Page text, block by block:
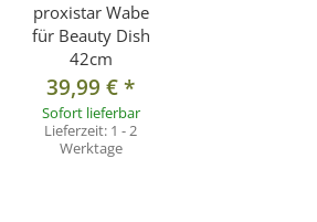
proxistar Wabe
für Beauty Dish
42cm
39,99 €*
Sofort lieferbar
Lieferzeit: 1 - 2
Werktage